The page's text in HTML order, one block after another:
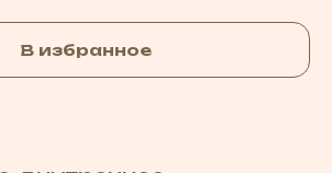
В избранное